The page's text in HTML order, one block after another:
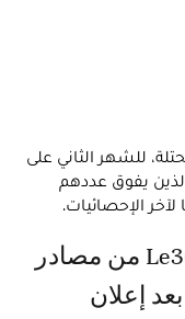
سبتة المحتلة، للشهر الثاني على
يفوق عددهم
إعلان